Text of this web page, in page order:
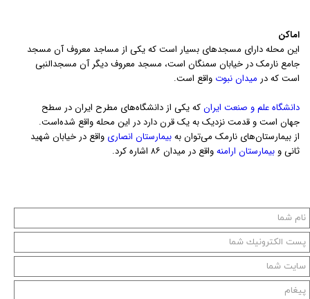
اماکن
این محله دارای مسجدهای بسیار است که یکی از مساجد معروف آن مسجد
جامع نارمک در خیابان سمنگان است، مسجد معروف دیگر آن مسجدالنبی
است که در میدان نبوت واقع است.
دانشگاه علم و صنعت ایرانکه یکی از دانشگاه‌های مطرح ایران در سطح
جهان است و قدمت نزدیک به یک قرن دارد در این محله واقع شده‌است.
از بیمارستان‌های نارمک می‌توان بهبیمارستان انصاری واقع در خیابان شهید
ثانی وبیمارستان ارامنهواقع در میدان ۸۶ اشاره کرد.